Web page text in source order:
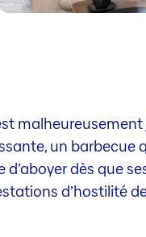
un barbecue
dès que
d’hostilité